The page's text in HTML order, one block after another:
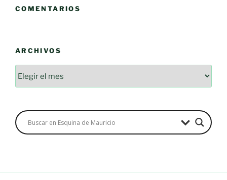
COMENTARIOS
ARCHIVOS